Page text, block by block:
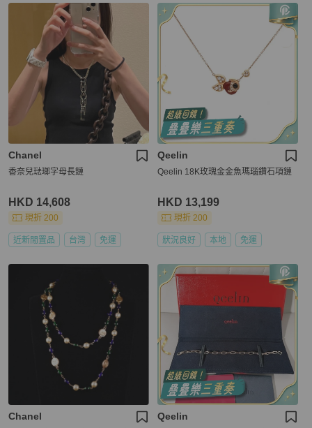
Chanel
香奈兒琺瑯字母長鏈
HKD 14,608
現折 200
近新閒置品 台灣 免運
Qeelin
Qeelin 18K玫瑰金金魚瑪瑙鑽石項鏈
HKD 13,199
現折 200
狀況良好 本地 免運
Chanel Qeelin